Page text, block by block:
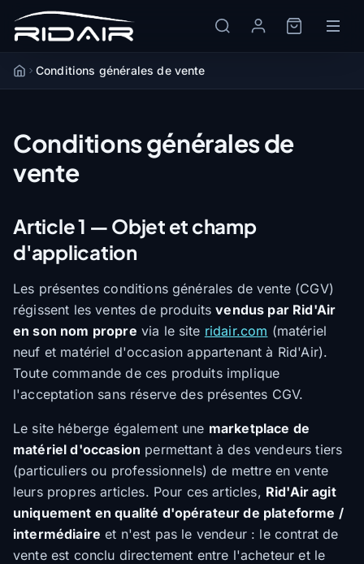
AccueilConditions générales de vente
Conditions générales de
vente
Article 1 — Objet et champ
d'application
Les présentes conditions générales de vente (CGV)
régissent les ventes de produitsvendus par Rid'Air
en son nom propre via le site ridair.com (matériel
neuf et matériel d'occasion appartenant à Rid'Air).
Toute commande de ces produits implique
l'acceptation sans réserve des présentes CGV.
Le site héberge également une marketplace de
matériel d'occasion permettant à des vendeurs tiers
(particuliers ou professionnels) de mettre en vente
leurs propres articles. Pour ces articles, Rid'Air agit
uniquement en qualité d'opérateur de plateforme /
intermédiaire et n'est pas le vendeur : le contrat de
vente est conclu directement entre l'acheteur et le